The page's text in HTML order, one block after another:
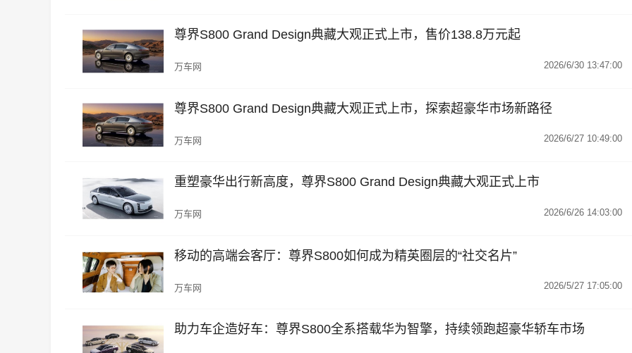
尊界S800 Grand Design典藏大观正式上市，售价138.8万元起
万车网 2026/6/30 13:47:00
尊界S800 Grand Design典藏大观正式上市，探索超豪华市场新路径
万车网 2026/6/27 10:49:00
重塑豪华出行新高度，尊界S800 Grand Design典藏大观正式上市
万车网 2026/6/26 14:03:00
移动的高端会客厅：尊界S800如何成为精英圈层的“社交名片”
万车网 2026/5/27 17:05:00
助力车企造好车：尊界S800全系搭载华为智擎，持续领跑超豪华轿车市场